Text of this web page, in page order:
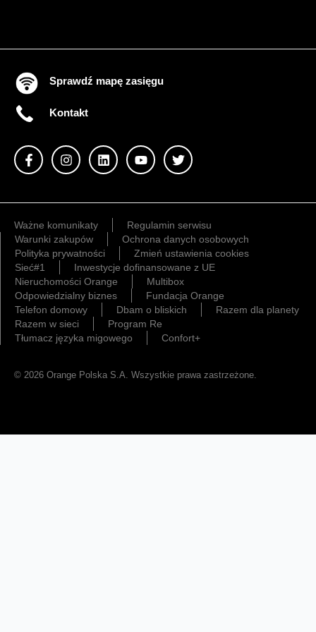
Sprawdź mapę zasięgu
Kontakt
Ważne komunikaty
Regulamin serwisu
Warunki zakupów
Ochrona danych osobowych
Polityka prywatności
Zmień ustawienia cookies
Sieć#1
Inwestycje dofinansowane z UE
Nieruchomości Orange
Multibox
Odpowiedzialny biznes
Fundacja Orange
Telefon domowy
Dbam o bliskich
Razem dla planety
Razem w sieci
Program Re
Tłumacz języka migowego
Confort+
© 2026 Orange Polska S.A. Wszystkie prawa zastrzeżone.